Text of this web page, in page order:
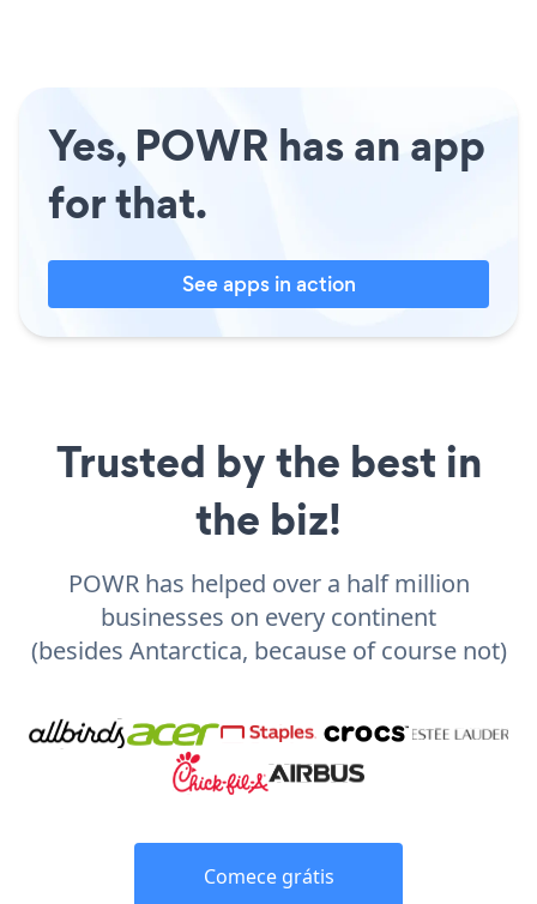
Yes, POWR has an app
for that.
See apps in action
Trusted by the best in
the biz!
POWR has helped over a half million
businesses on every continent
(besides Antarctica, because of course not)
Comece grátis